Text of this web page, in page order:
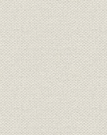
沿革